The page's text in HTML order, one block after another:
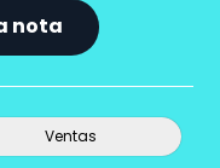
nota
Ventas